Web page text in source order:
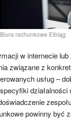
Biura rachunkowe Elbląg
w internecie
związane z
usług –
powinny być